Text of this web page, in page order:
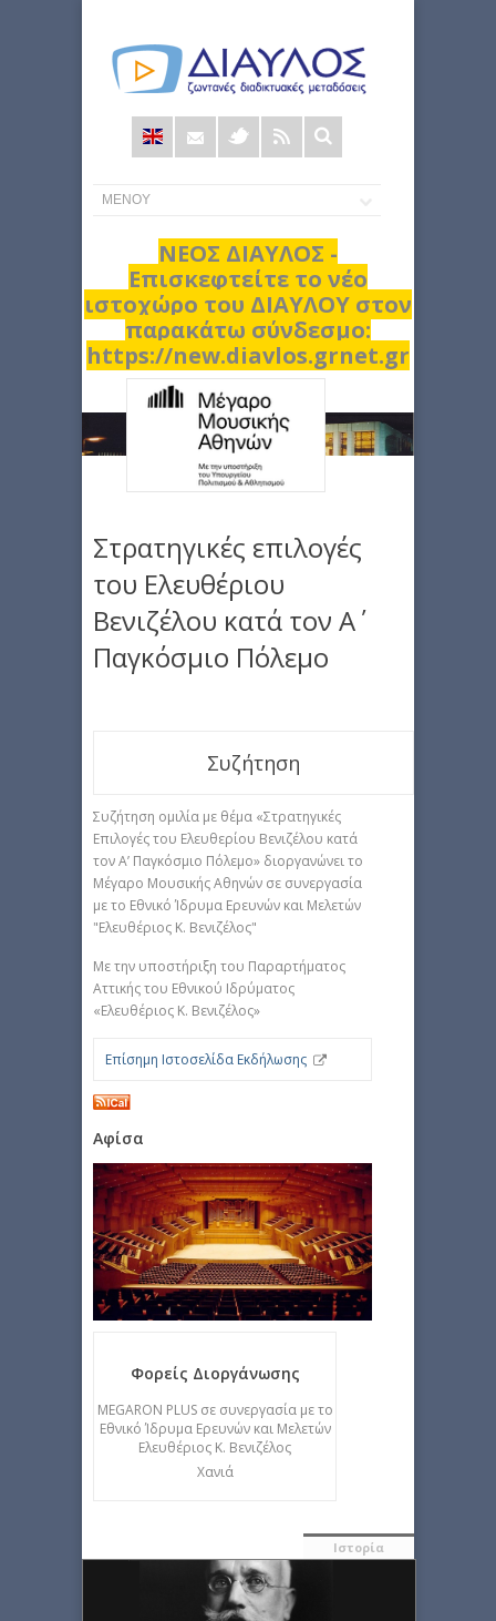
Φόρμα
αναζήτησης
ΝΕΟΣ ΔΙΑΥΛΟΣ -
Επισκεφτείτε το νέο
ιστοχώρο του ΔΙΑΥΛΟΥ στον
παρακάτω σύνδεσμο:
https://new.diavlos.grnet.gr
Στρατηγικές επιλογές
του Ελευθέριου
Βενιζέλου κατά τον Α΄
Παγκόσμιο Πόλεμο
Συζήτηση
Συζήτηση ομιλία με θέμα «Στρατηγικές
Επιλογές του Ελευθερίου Βενιζέλου κατά
τον Α’ Παγκόσμιο Πόλεμο» διοργανώνει το
Μέγαρο Μουσικής Αθηνών σε συνεργασία
με το Εθνικό Ίδρυμα Ερευνών και Μελετών
"Ελευθέριος Κ. Βενιζέλος"
Με την υποστήριξη του Παραρτήματος
Αττικής του Εθνικού Ιδρύματος
«Ελευθέριος Κ. Βενιζέλος»
Επίσημη Ιστοσελίδα Εκδήλωσης
Αφίσα
Φορείς Διοργάνωσης
MEGARON PLUS σε συνεργασία με το
Εθνικό Ίδρυμα Ερευνών και Μελετών
Ελευθέριος Κ. Βενιζέλος
Χανιά
Ιστορία